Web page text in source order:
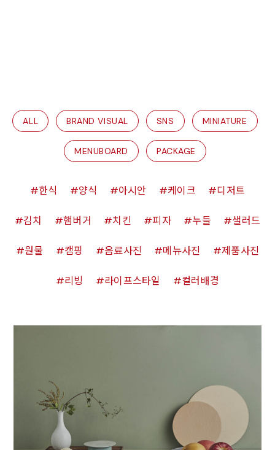
ALL BRAND VISUAL SNS MINIATURE
MENUBOARD PACKAGE
한식 양식 아시안 케이크 디저트
김치 햄버거 치킨 피자 누들 샐러드
원물 캠핑 음료사진 메뉴사진 제품사진
리빙 라이프스타일 컬러배경